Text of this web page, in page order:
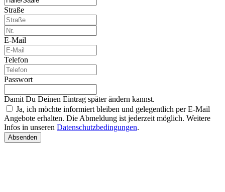
Straße
E-Mail
Telefon
Passwort
Damit Du Deinen Eintrag später ändern kannst.
Ja, ich möchte informiert bleiben und gelegentlich per E-Mail
Angebote erhalten. Die Abmeldung ist jederzeit möglich. Weitere
Infos in unseren Datenschutzbedingungen.
Absenden